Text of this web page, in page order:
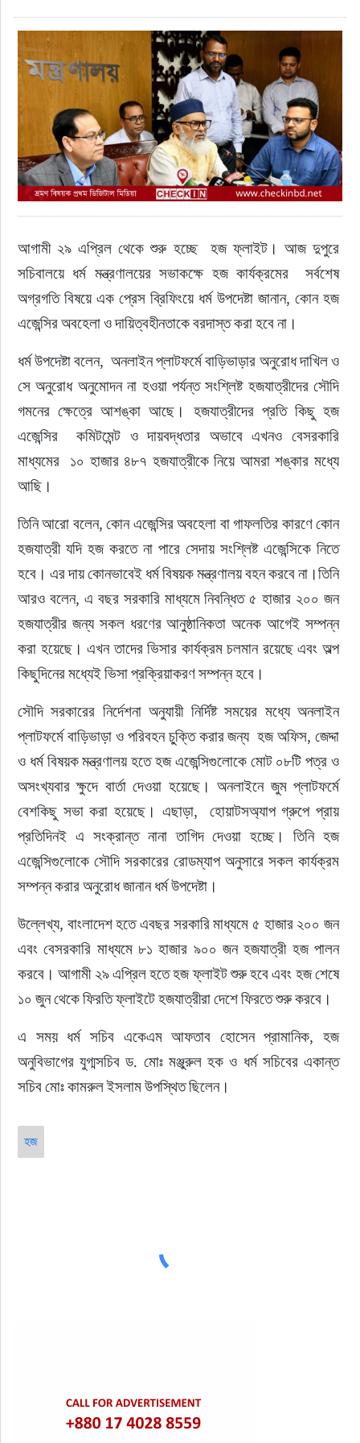
হজ-ওমরাহ
ভিডিও
আরও
আগামী ২৯ এপ্রিল থেকে শুরু হচ্ছে  হজ ফ্লাইট। আজ দুপুরে
সচিবালয়ে ধর্ম মন্ত্রণালয়ের সভাকক্ষে হজ কার্যক্রমের  সর্বশেষ
অগ্রগতি বিষয়ে এক প্রেস ব্রিফিংয়ে ধর্ম উপদেষ্টা জানান, কোন হজ
এজেন্সির অবহেলা ও দায়িত্বহীনতাকে বরদাস্ত করা হবে না।
ধর্ম উপদেষ্টা বলেন,  অনলাইন প্লাটফর্মে বাড়িভাড়ার অনুরোধ দাখিল ও
সে অনুরোধ অনুমোদন না হওয়া পর্যন্ত সংশ্লিষ্ট হজযাত্রীদের সৌদি
গমনের ক্ষেত্রে আশঙ্কা আছে। হজযাত্রীদের প্রতি কিছু হজ
এজেন্সির  কমিটমেন্ট ও দায়বদ্ধতার অভাবে এখনও বেসরকারি
মাধ্যমের  ১০ হাজার ৪৮৭ হজযাত্রীকে নিয়ে আমরা শঙ্কার মধ্যে
আছি।
তিনি আরো বলেন, কোন এজেন্সির অবহেলা বা গাফলতির কারণে কোন
হজযাত্রী যদি হজ করতে না পারে সেদায় সংশ্লিষ্ট এজেন্সিকে নিতে
হবে। এর দায় কোনভাবেই ধর্ম বিষয়ক মন্ত্রণালয় বহন করবে না।তিনি
আরও বলেন, এ বছর সরকারি মাধ্যমে নিবন্ধিত ৫ হাজার ২০০ জন
হজযাত্রীর জন্য সকল ধরণের আনুষ্ঠানিকতা অনেক আগেই সম্পন্ন
করা হয়েছে। এখন তাদের ভিসার কার্যক্রম চলমান রয়েছে এবং অল্প
কিছুদিনের মধ্যেই ভিসা প্রক্রিয়াকরণ সম্পন্ন হবে।
সৌদি সরকারের নির্দেশনা অনুযায়ী নির্দিষ্ট সময়ের মধ্যে অনলাইন
প্লাটফর্মে বাড়িভাড়া ও পরিবহন চু্ক্তি করার জন্য  হজ অফিস, জেদ্দা
ও ধর্ম বিষয়ক মন্ত্রণালয় হতে হজ এজেন্সিগুলোকে মোট ০৮টি পত্র ও
অসংখ্যবার ক্ষুদে বার্তা দেওয়া হয়েছে। অনলাইনে জুম প্লাটফর্মে
বেশকিছু সভা করা হয়েছে। এছাড়া,  হোয়াটসঅ্যাপ গ্রুপে প্রায়
প্রতিদিনই এ সংক্রান্ত নানা তাগিদ দেওয়া হচ্ছে। তিনি হজ
এজেন্সিগুলোকে সৌদি সরকারের রোডম্যাপ অনুসারে সকল কার্যক্রম
সম্পন্ন করার অনুরোধ জানান ধর্ম উপদেষ্টা।
উল্লেখ্য, বাংলাদেশ হতে এবছর সরকারি মাধ্যমে ৫ হাজার ২০০ জন
এবং বেসরকারি মাধ্যমে ৮১ হাজার ৯০০ জন হজযাত্রী হজ পালন
করবে। আগামী ২৯ এপ্রিল হতে হজ ফ্লাইট শুরু হবে এবং হজ শেষে
১০ জুন থেকে ফিরতি ফ্লাইটে হজযাত্রীরা দেশে ফিরতে শুরু করবে।
এ সময় ধর্ম সচিব একেএম আফতাব হোসেন প্রামানিক, হজ
অনুবিভাগের যুগ্মসচিব ড. মোঃ মঞ্জুরুল হক ও ধর্ম সচিবের একান্ত
সচিব মোঃ কামরুল ইসলাম উপস্থিত ছিলেন।
হজ